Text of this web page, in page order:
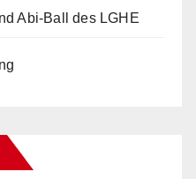
Abi-Ball des LGHE